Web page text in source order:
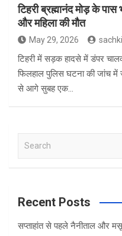
टिहरी ब्रह्मानंद मोड़ के
और महिला की मौत
May 29, 2026
टिहरी में सड़क हादसे में डंपर
फिलहाल पुलिस घटना की जांच में
से आगे सुबह एक…
a
c
Recent Posts
सप्ताहांत से पहले नैनीताल और